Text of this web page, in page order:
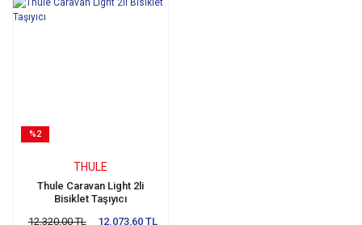
%2
THULE
Thule Caravan Light 2li
Bisiklet Taşıyıcı
12.320,00 TL
12.073,60 TL